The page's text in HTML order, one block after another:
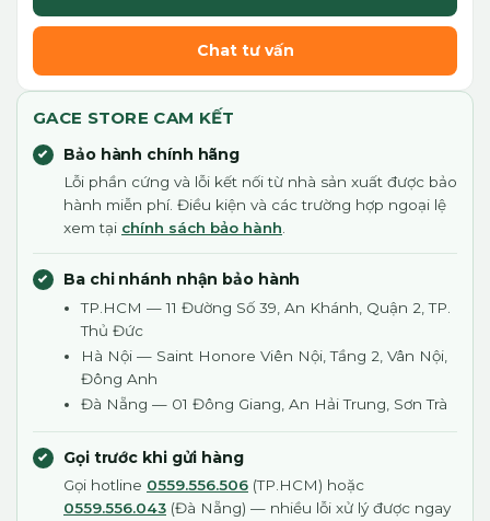
Chat tư vấn
GACE STORE CAM KẾT
Bảo hành chính hãng
Lỗi phần cứng và lỗi kết nối từ nhà sản xuất được bảo
hành miễn phí. Điều kiện và các trường hợp ngoại lệ
xem tại chính sách bảo hành
Ba chi nhánh nhận bảo hành
TP.HCM — 11 Đường Số 39, An Khánh, Quận 2, TP.
Thủ Đức
Hà Nội — Saint Honore Viên Nội, Tầng 2, Vân Nội,
Đông Anh
Đà Nẵng — 01 Đông Giang, An Hải Trung, Sơn Trà
Gọi trước khi gửi hàng
Gọi hotline 0559.556.506 (TP.HCM) hoặc
0559.556.043 (Đà Nẵng) — nhiều lỗi xử lý được ngay